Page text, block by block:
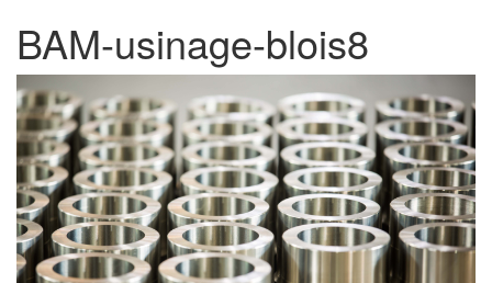
BAM-usinage-blois8